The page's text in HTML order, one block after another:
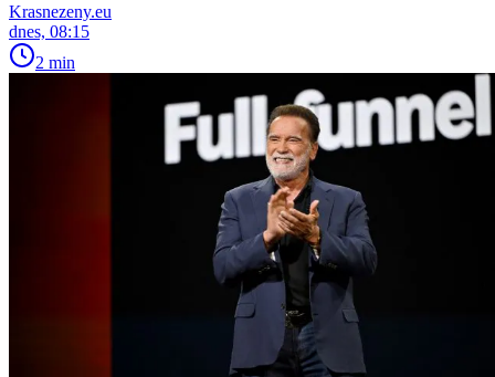
Krasnezeny.eu
dnes, 08:15
2 min